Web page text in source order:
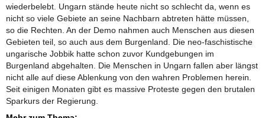
wiederbelebt. Ungarn stände heute nicht so schlecht da, wenn es
nicht so viele Gebiete an seine Nachbarn abtreten hätte müssen,
so die Rechten. An der Demo nahmen auch Menschen aus diesen
Gebieten teil, so auch aus dem Burgenland. Die neo-faschistische
ungarische Jobbik hatte schon zuvor Kundgebungen im
Burgenland abgehalten. Die Menschen in Ungarn fallen aber längst
nicht alle auf diese Ablenkung von den wahren Problemen herein.
Seit einigen Monaten gibt es massive Proteste gegen den brutalen
Sparkurs der Regierung.